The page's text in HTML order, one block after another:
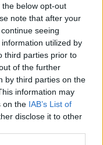
below opt-out
note that after your
seeing
utilized by
third parties prior to
of the further
by third parties on the
information may
on the IAB’s List of
disclose it to other
Vidéos
Are You
(& Louis